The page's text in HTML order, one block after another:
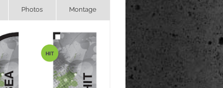
Photos Montage